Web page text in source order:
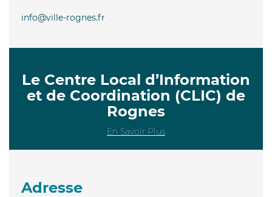
info@ville-rognes.fr
Le Centre Local d’Information
et de Coordination (CLIC) de
Rognes
En Savoir Plus
Adresse